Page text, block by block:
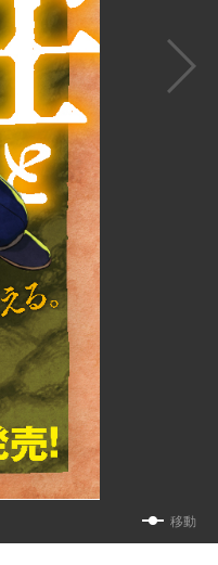
移動